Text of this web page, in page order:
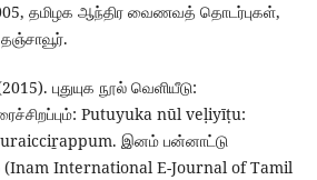
தமிழக ஆந்திர வைணவத் தொடர்புகள்,
புதுயுக நூல் வெளியீடு:
Putuyuka nūl veḷiyīṭu:
இனம் பன்னாட்டு
International E-Journal of Tamil